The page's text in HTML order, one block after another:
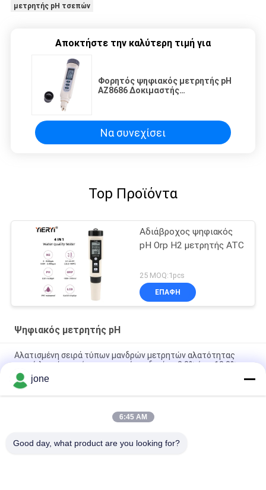
μετρητής pH τσεπών
Αποκτήστε την καλύτερη τιμή για
Φορητός ψηφιακός μετρητής pH
AZ8686 Δοκιμαστής
ένα άγγιγμα
Να συνεχίσει
Top Προϊόντα
Αδιάβροχος ψηφιακός
pH Orp H2 μετρητής ATC
25 MOQ:1pcs
ΕΠΑΦΉ
Ψηφιακός μετρητής pH
Αλατισμένη σειρά τύπων μανδρών μετρητών αλατότητας
νερού λιμνών ποιότητας νερού ενυδρείων 0,0% έως 10,0%
Υψηλός ακρίβειας μανδρών τύπων μετρητής pH Ortable
ψηφιακός για το νερό, μέγεθος 20*27mm
Ηλεκτρονικός ψηφιακός μετρητής pH υψηλής ακρίβειας για
jone
6:45 AM
Good day, what product are you looking for?